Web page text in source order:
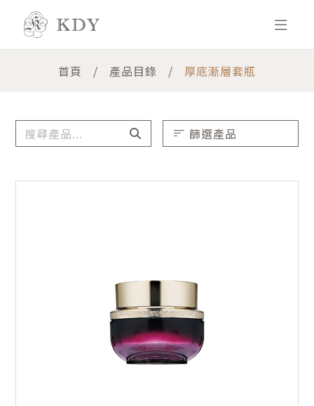
首頁 產品目錄 厚底漸層套瓶
篩選產品